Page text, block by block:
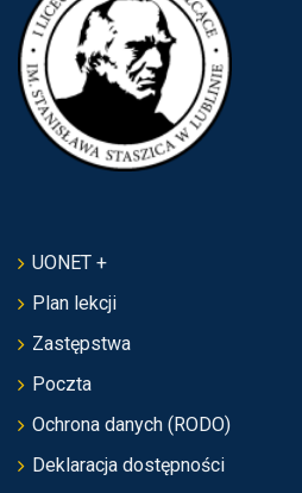
UONET +
Plan lekcji
Zastępstwa
Poczta
Ochrona danych (RODO)
Deklaracja dostępności